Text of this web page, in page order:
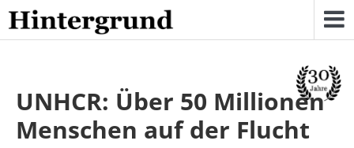
Skip
to
content
UNHCR: Über 50 Millionen
Menschen auf der Flucht